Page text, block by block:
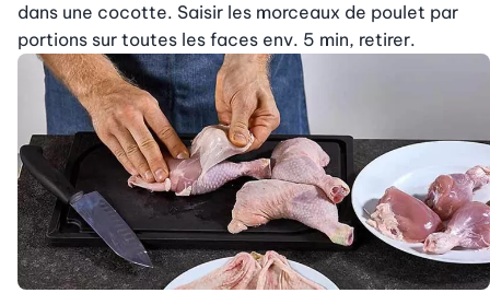
dans une cocotte. Saisir les morceaux de poulet par
portions sur toutes les faces env. 5 min, retirer.